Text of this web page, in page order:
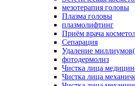
мезотерапия головы
Плазма головы
плазмолифтинг
Приём врача
Сепарация
Удаление
фотодермолиз
Чистка лица
Чистка лица